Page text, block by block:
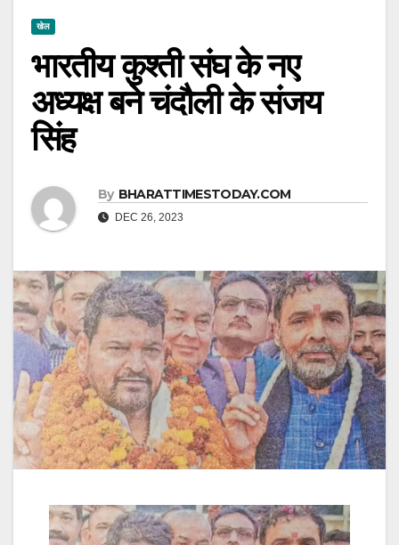
खेल
भारतीय कुश्ती संघ के नए
अध्यक्ष बने चंदौली के संजय
सिंह
By BHARATTIMESTODAY.COM
DEC 26, 2023